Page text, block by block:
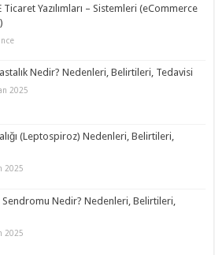
Ticaret Yazılımları – Sistemleri (eCommerce
Nedir? Nedenleri, Belirtileri, Tedavisi
2025
(Leptospiroz) Nedenleri, Belirtileri,
2025
Nedir? Nedenleri, Belirtileri,
2025